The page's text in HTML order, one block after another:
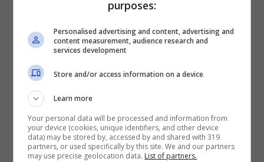
La Regione Lombardia ha messo a
disposizione un ampio tesoretto di contributi
a fondo perduto da destinare a tutte quelle
purposes:
Personalised advertising and content, advertising and
content measurement, audience research and
services development
Store and/or access information on a device
Learn more
Your personal data will be processed and information from
your device (cookies, unique identifiers, and other device
data) may be stored by, accessed by and shared with 319
partners, or used specifically by this site. We and our partners
may use precise geolocation data. List of partners.